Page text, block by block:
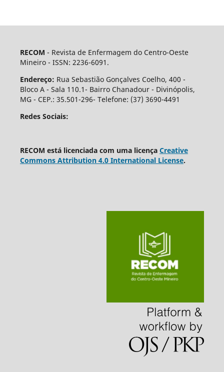
RECOM - Revista de Enfermagem do Centro-Oeste
Mineiro - ISSN: 2236-6091.
Endereço: Rua Sebastião Gonçalves Coelho, 400 -
Bloco A - Sala 110.1- Bairro Chanadour - Divinópolis,
MG - CEP.: 35.501-296- Telefone: (37) 3690-4491
Redes Sociais:
RECOM está licenciada com uma licença Creative
Commons Attribution 4.0 International License.